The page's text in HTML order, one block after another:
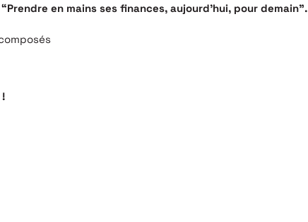
en mains ses finances, aujourd’hui, pour demain”.